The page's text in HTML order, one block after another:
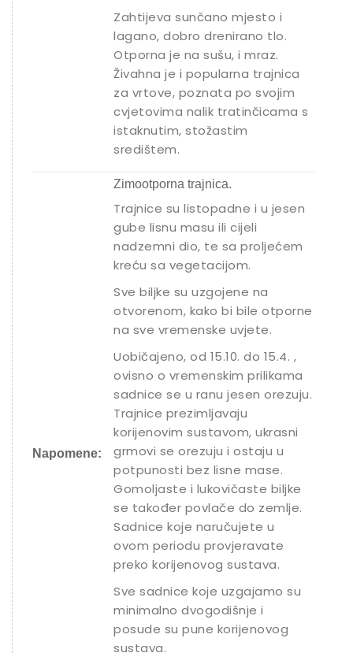
Zahtijeva sunčano mjesto i
lagano, dobro drenirano tlo.
Otporna je na sušu, i mraz.
Živahna je i popularna trajnica
za vrtove, poznata po svojim
cvjetovima nalik tratinčicama s
istaknutim, stožastim
središtem.
Napomene:
Zimootporna trajnica.
Trajnice su listopadne i u jesen
gube lisnu masu ili cijeli
nadzemni dio, te sa proljećem
kreću sa vegetacijom.
Sve biljke su uzgojene na
otvorenom, kako bi bile otporne
na sve vremenske uvjete.
Uobičajeno, od 15.10. do 15.4. ,
ovisno o vremenskim prilikama
sadnice se u ranu jesen orezuju.
Trajnice prezimljavaju
korijenovim sustavom, ukrasni
grmovi se orezuju i ostaju u
potpunosti bez lisne mase.
Gomoljaste i lukovičaste biljke
se također povlače do zemlje.
Sadnice koje naručujete u
ovom periodu provjeravate
preko korijenovog sustava.
Sve sadnice koje uzgajamo su
minimalno dvogodišnje i
posude su pune korijenovog
sustava.